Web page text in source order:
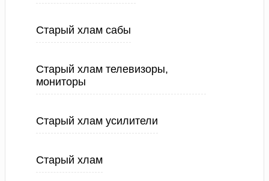
Старый хлам сабы
Старый хлам телевизоры,
мониторы
Старый хлам усилители
Старый хлам